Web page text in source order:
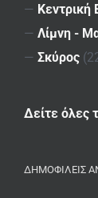
— Κεντρική
— Λίμνη -
— Σκύρος
Δείτε όλες
ΔΗΜΟΦΙΛΕΙΣ